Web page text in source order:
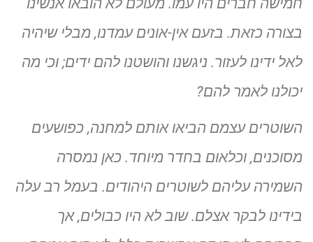
חמישה חברים היו עמו. מעולם לא הובאו אנשינו
בצורה כזאת. בזעם אין-אונים עמדנו, מבלי שיהיה
לאל ידינו לעזור. ניגשנו והושטנו להם ידים; וכי מה
יכולנו לאמר להם?
השוטרים עצמם הביאו אותם למחנה, כפושעים
מסוכנים, וכלאום בחדר מיוחד. כאן נמסרה
השמירה עליהם לשוטרים היהודים. בעמל רב עלה
בידינו לבקר אצלם. שוב לא היו כבולים, אך